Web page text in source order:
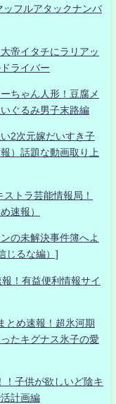
ッフルアタックナンバ
帝イタチにラリアッ
ライバー
ちゃん人形！豆腐メ
ぐるみ男子末路編
2次元嫁だいすき子
）話題な動画取り上
トラ芸能情報局！
速報）
の未解決事件簿へよ
じるな編）]
！有益便利情報サイ
とめ速報！超氷河期
たキグナス氷子の愛
！子供が欲しいど陰キ
計画編